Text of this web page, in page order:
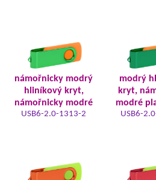
námořnicky modrý
hliníkový kryt,
námořnicky modré
USB6-2.0-1313-2
modrý
kryt,
modré
USB6-